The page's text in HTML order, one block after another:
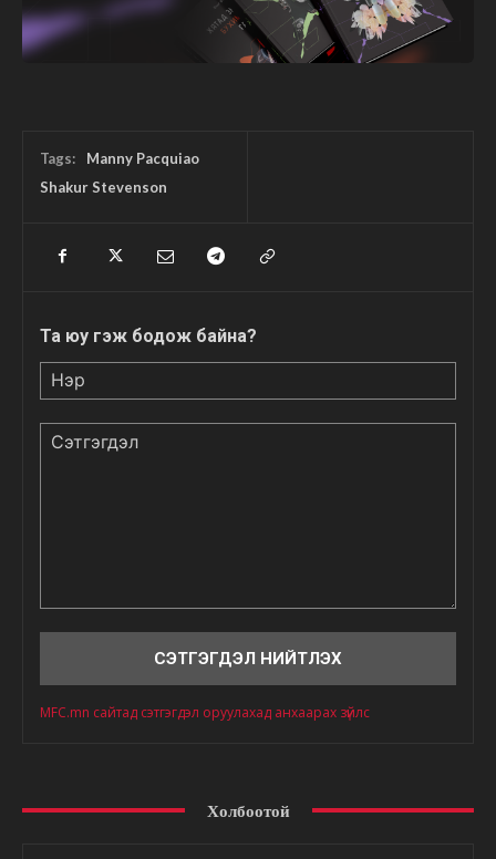
Tags:
Manny Pacquiao
Shakur Stevenson
Та юу гэж бодож байна?
MFC.mn сайтад сэтгэгдэл оруулахад анхаарах зүйлс
Холбоотой